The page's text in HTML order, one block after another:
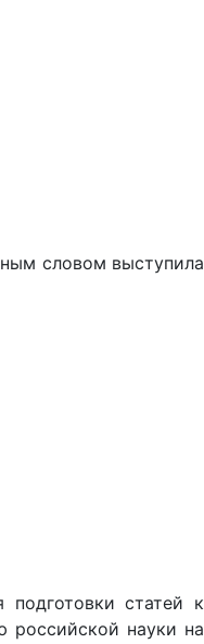
словом выступила
статей к
российской науки на